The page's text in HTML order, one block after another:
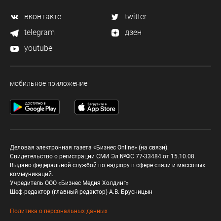
вконтакте
twitter
telegram
дзен
youtube
мобильное приложение
Деловая электронная газета «Бизнес Online» (на связи).
Свидетельство о регистрации СМИ Эл №ФС 77-33484 от 15.10.08.
Выдано федеральной службой по надзору в сфере связи и массовых
коммуникаций.
Учредитель ООО «Бизнес Медия Холдинг»
Шеф-редактор (главный редактор) А.В. Брусницын
Политика о персональных данных